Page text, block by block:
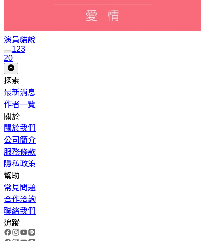
演員貓說
123
20
探索
最新消息
作者一覽
關於
關於我們
公司簡介
服務條款
隱私政策
幫助
常見問題
合作洽詢
聯絡我們
追蹤